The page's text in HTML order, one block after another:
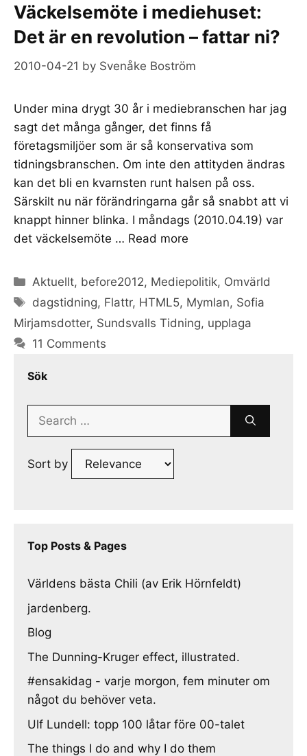
Väckelsemöte i mediehuset:
Det är en revolution – fattar ni?
2010-04-21 by Svenåke Boström
Under mina drygt 30 år i mediebranschen har jag
sagt det många gånger, det finns få
företagsmiljöer som är så konservativa som
tidningsbranschen. Om inte den attityden ändras
kan det bli en kvarnsten runt halsen på oss.
Särskilt nu när förändringarna går så snabbt att vi
knappt hinner blinka. I måndags (2010.04.19) var
det väckelsemöte … Read more
Categories
Aktuellt, before2012, Mediepolitik, Omvärld
Tags
dagstidning, Flattr, HTML5, Mymlan, Sofia
Mirjamsdotter, Sundsvalls Tidning, upplaga
11 Comments
Sök
Search
Sort by
Top Posts & Pages
Världens bästa Chili (av Erik Hörnfeldt)
jardenberg.
Blog
The Dunning-Kruger effect, illustrated.
#ensakidag - varje morgon, fem minuter om
något du behöver veta.
Ulf Lundell: topp 100 låtar före 00-talet
The things I do and why I do them